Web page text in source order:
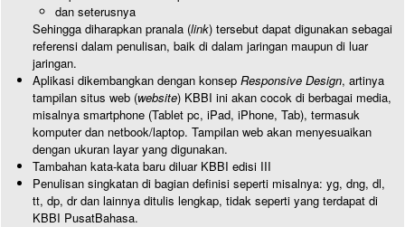
dan seterusnya
Sehingga diharapkan pranala (link) tersebut dapat digunakan sebagai
referensi dalam penulisan, baik di dalam jaringan maupun di luar
jaringan.
Aplikasi dikembangkan dengan konsep Responsive Design, artinya
tampilan situs web (website) KBBI ini akan cocok di berbagai media,
misalnya smartphone (Tablet pc, iPad, iPhone, Tab), termasuk
komputer dan netbook/laptop. Tampilan web akan menyesuaikan
dengan ukuran layar yang digunakan.
Tambahan kata-kata baru diluar KBBI edisi III
Penulisan singkatan di bagian definisi seperti misalnya: yg, dng, dl,
tt, dp, dr dan lainnya ditulis lengkap, tidak seperti yang terdapat di
KBBI PusatBahasa.